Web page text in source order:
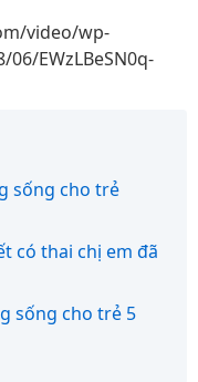
video/wp-
EWzLBeSN0q-
sống cho trẻ
có thai chị em đã
sống cho trẻ 5